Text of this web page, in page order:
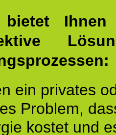
bietet Ihnen
ein privates
Problem,
kostet und